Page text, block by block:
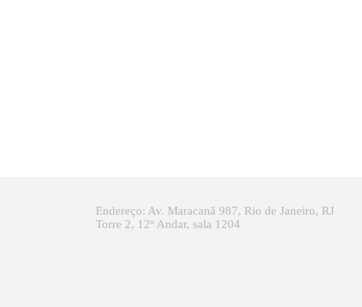
Endereço: Av. Maracanã 987, Rio de Janeiro, RJ
Torre 2, 12º Andar, sala 1204